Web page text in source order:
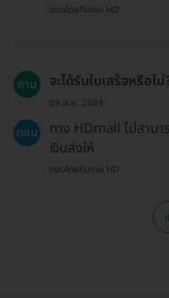
ตอบโดยทีมงาน HD
ถาม จะได้รับใบเสร็จหรือไม่
09 ส.ค. 2024
ตอบ
ทาง HDmall ไม่สามา
เงินส่งให้
ตอบโดยทีมงาน HD